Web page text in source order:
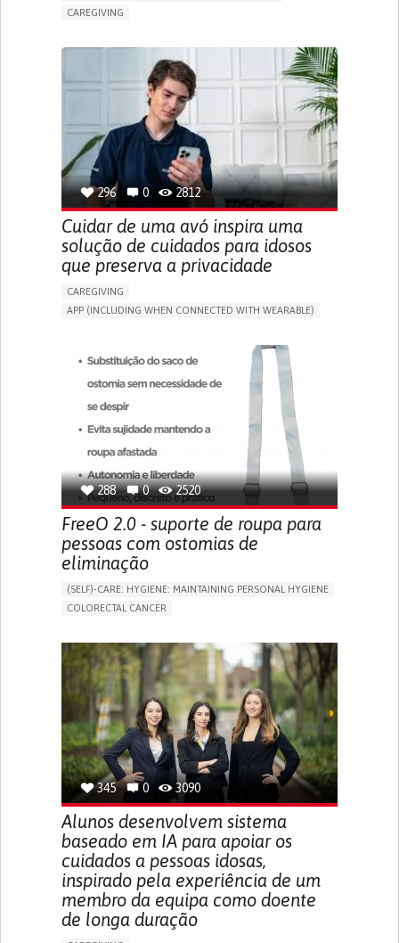
CAREGIVING
BODY-WORN SOLUTIONS (CLOTHING, ACCESSORIES,
SHOES, SENSORS...)
ALLEVIATING ALLERGIES
PREVENTING (VACCINATION, PROTECTION, FALLS,
RESEARCH/MAPPING)
CAREGIVING SUPPORT
IMMUNO-ALLERGOLOGY
SPAIN
296 0 2812
Cuidar de uma avó inspira uma
solução de cuidados para idosos
que preserva a privacidade
CAREGIVING
APP (INCLUDING WHEN CONNECTED WITH WEARABLE)
ASSISTIVE DAILY LIFE DEVICE (TO HELP ADL)
PROMOTING SELF-MANAGEMENT
PREVENTING (VACCINATION, PROTECTION, FALLS,
CAREGIVING SUPPORT
GENERAL AND FAMILY MEDICINE
MOBILITY ISSUES
CAREGIVER SUPPORT
SOLUTIONS FOR DISABLED PEOPLE
INDIA
288 0 2520
FreeO 2.0 - suporte de roupa para
pessoas com ostomias de
eliminação
(SELF)-CARE: HYGIENE: MAINTAINING PERSONAL HYGIENE
COLORECTAL CANCER
PROMOTING SELF-MANAGEMENT
GASTROENTEROLOGY
MEDICAL ONCOLOGY
PORTUGAL
345 0 3090
Alunos desenvolvem sistema
baseado em IA para apoiar os
cuidados a pessoas idosas,
inspirado pela experiência de um
membro da equipa como doente
de longa duração